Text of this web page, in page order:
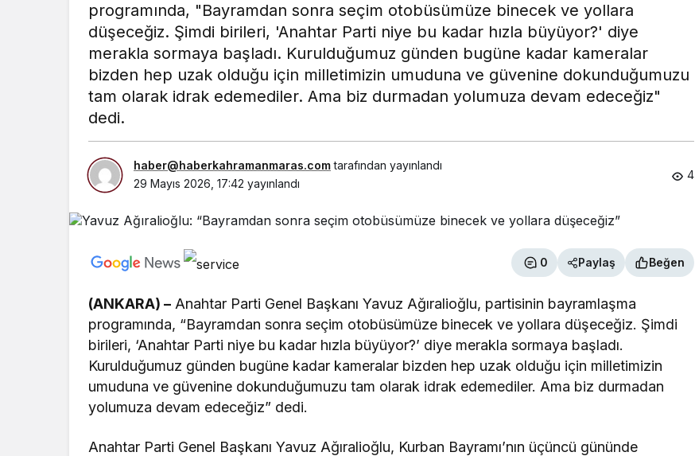
programında, "Bayramdan sonra seçim otobüsümüze binecek ve yollara
düşeceğiz. Şimdi birileri, 'Anahtar Parti niye bu kadar hızla büyüyor?' diye
merakla sormaya başladı. Kurulduğumuz günden bugüne kadar kameralar
bizden hep uzak olduğu için milletimizin umuduna ve güvenine dokunduğumuzu
tam olarak idrak edemediler. Ama biz durmadan yolumuza devam edeceğiz"
dedi.
haber@haberkahramanmaras.comtarafından yayınlandı
29 Mayıs 2026, 17:42 yayınlandı
4
0 Paylaş Beğen
(ANKARA) – Anahtar Parti Genel Başkanı Yavuz Ağıralioğlu, partisinin bayramlaşma
programında, “Bayramdan sonra seçim otobüsümüze binecek ve yollara düşeceğiz. Şimdi
birileri, ‘Anahtar Parti niye bu kadar hızla büyüyor?’ diye merakla sormaya başladı.
Kurulduğumuz günden bugüne kadar kameralar bizden hep uzak olduğu için milletimizin
umuduna ve güvenine dokunduğumuzu tam olarak idrak edemediler. Ama biz durmadan
yolumuza devam edeceğiz” dedi.
Anahtar Parti Genel Başkanı Yavuz Ağıralioğlu, Kurban Bayramı’nın üçüncü gününde